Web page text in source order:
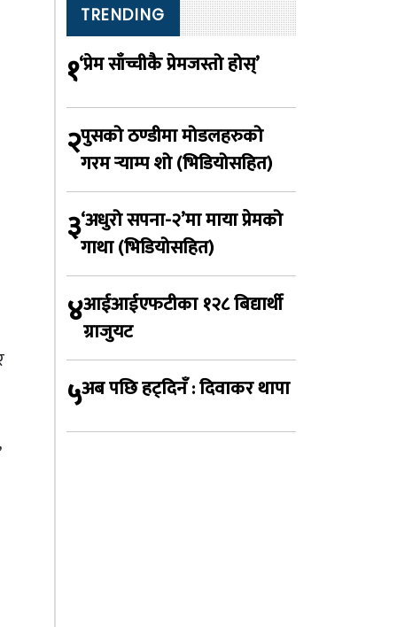
TRENDING
१‘प्रेम साँच्चीकै प्रेमजस्तो होस्’
२पुसको ठण्डीमा मोडलहरुको
गरम र्‍याम्प शो (भिडियोसहित)
३‘अधुरो सपना-२’मा माया प्रेमको
गाथा (भिडियोसहित)
४आईआईएफटीका १२८ बिद्यार्थी
ग्राजुयट
५अब पछि हट्दिनँ : दिवाकर थापा